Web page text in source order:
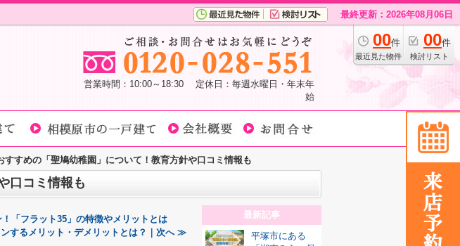
最終更新：2026年08月06日
00件
最近見た物件
00件
検討リスト
営業時間：10:00～18:30 定休日：毎週水曜日・年末年
始
すすめの「聖鳩幼稚園」について！教育方針や口コミ情報も
口コミ情報も
「フラット35」の特徴やメリットとは
するメリット・デメリットとは？｜次へ ≫
最新記事
平塚市にある